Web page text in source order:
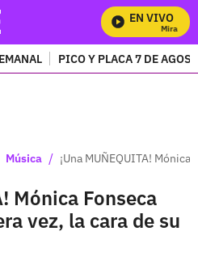
EN VIVO
Mira
PICO Y PLACA 7 DE
Música / ¡Una MUÑEQUITA!
Mónica Fonseca
vez, la cara de su